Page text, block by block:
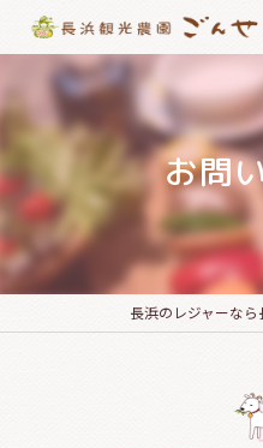
お問
長浜のレジャーな